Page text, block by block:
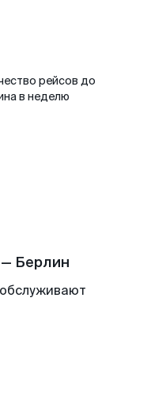
рейсов до
в неделю
Берлин